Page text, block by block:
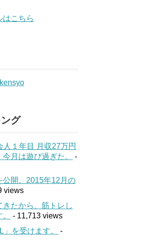
はこちら
グ
人１年目 月収27万円
月は遊び過ぎた。
-
公開。2015年12月の
views
きたから、筋トレし
- 11,713 views
を受けます。
-